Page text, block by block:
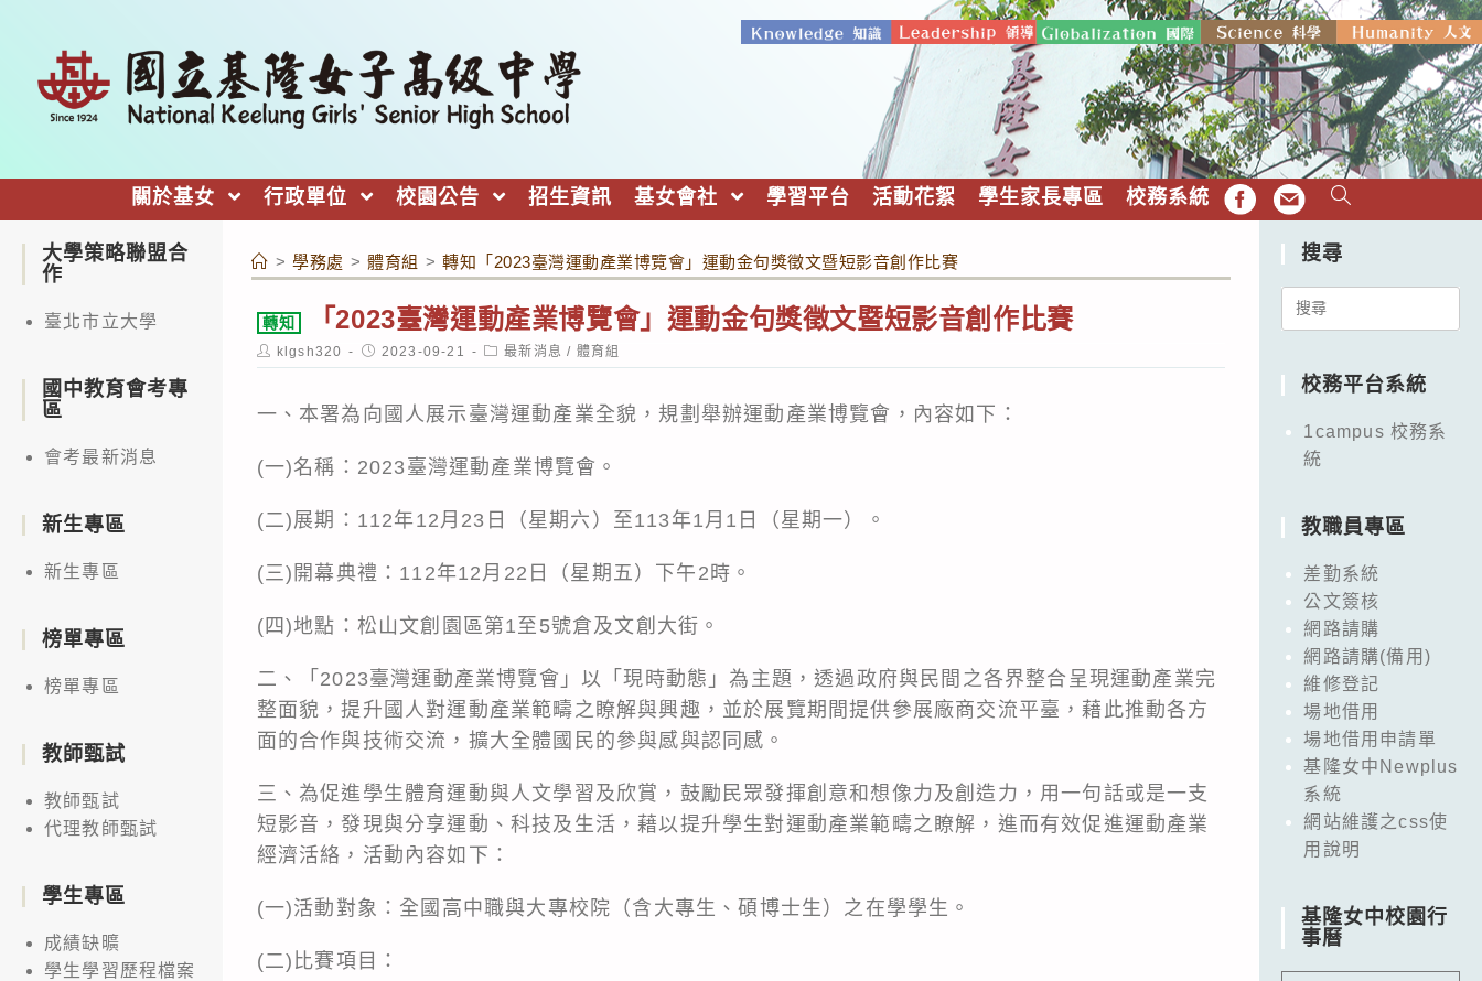
關於基女 行政單位 校園公告 招生資訊 基女會社 學習平台 活動花絮 學生家長專區 校務系統 FB EMAIL
> 學務處 > 體育組 > 轉知「2023臺灣運動產業博覽會」運動金句獎徵文暨短影音創作比賽
轉知 「2023臺灣運動產業博覽會」運動金句獎徵文暨短影音創作比賽
Post
author:
klgsh320
Post
published:
2023-09-21
Post
category:
最新消息 / 體育組
一、本署為向國人展示臺灣運動產業全貌，規劃舉辦運動產業博覽會，內容如下：
(一)名稱：2023臺灣運動產業博覽會。
(二)展期：112年12月23日（星期六）至113年1月1日（星期一）。
(三)開幕典禮：112年12月22日（星期五）下午2時。
(四)地點：松山文創園區第1至5號倉及文創大街。
二、「2023臺灣運動產業博覽會」以「現時動態」為主題，透過政府與民間之各界整合呈現運動產業完
整面貌，提升國人對運動產業範疇之瞭解與興趣，並於展覽期間提供參展廠商交流平臺，藉此推動各方
面的合作與技術交流，擴大全體國民的參與感與認同感。
三、為促進學生體育運動與人文學習及欣賞，鼓勵民眾發揮創意和想像力及創造力，用一句話或是一支
短影音，發現與分享運動、科技及生活，藉以提升學生對運動產業範疇之瞭解，進而有效促進運動產業
經濟活絡，活動內容如下：
(一)活動對象：全國高中職與大專校院（含大專生、碩博士生）之在學學生。
(二)比賽項目：
大學策略聯盟合
作
臺北市立大學
國中教育會考專
區
會考最新消息
新生專區
新生專區
榜單專區
榜單專區
教師甄試
教師甄試
代理教師甄試
學生專區
成績缺曠
學生學習歷程檔案
搜尋
Search
校務平台系統
1campus 校務系
統
教職員專區
差勤系統
公文簽核
網路請購
網路請購(備用)
維修登記
場地借用
場地借用申請單
基隆女中Newplus
系統
網站維護之css使
用說明
基隆女中校園行
事曆